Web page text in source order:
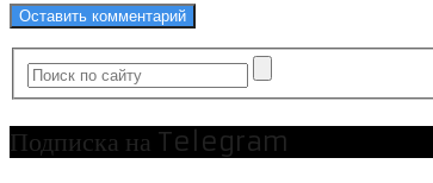
Подписка на Telegram